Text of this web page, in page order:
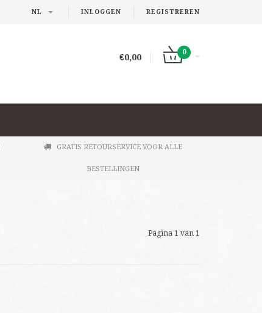
INLOGGEN REGISTREREN
NL
€0,00
0
GRATIS RETOURSERVICE VOOR ALLE
BESTELLINGEN
Pagina 1 van 1